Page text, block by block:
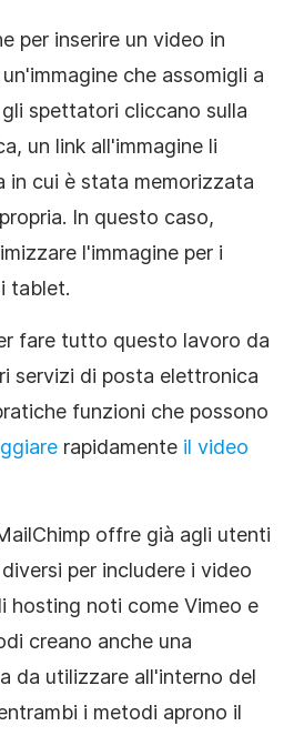
per inserire un video in
che assomigli a
spettatori cliccano sulla
un link all'immagine li
in cui è stata memorizzata
In questo caso,
l'immagine per i
tablet.
fare tutto questo lavoro da
servizi di posta elettronica
funzioni che possono
rapidamente il video
offre già agli utenti
per includere i video
hosting noti come Vimeo e
creano anche una
da utilizzare all'interno del
i metodi aprono il